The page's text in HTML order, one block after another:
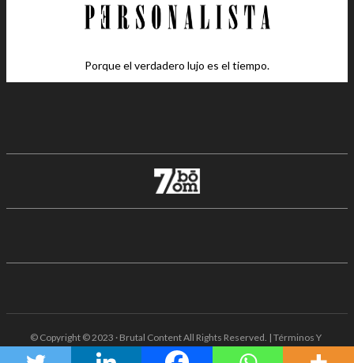
Porque el verdadero lujo es el tiempo.
© Copyright © 2023 · Brutal Content All Rights Reserved. | Términos Y
Condiciones · Aviso De Privacidad